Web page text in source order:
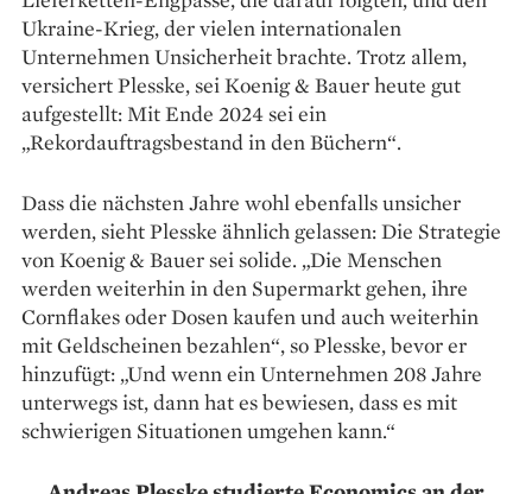
Ukraine-Krieg, der vielen internationalen
Unternehmen Unsicherheit brachte. Trotz allem,
versichert Plesske, sei Koenig & Bauer heute gut
aufgestellt: Mit Ende 2024 sei ein
„Rekordauftragsbestand in den Büchern“.
Dass die nächsten Jahre wohl ebenfalls unsicher
werden, sieht Plesske ähnlich gelassen: Die Strategie
von Koenig & Bauer sei solide. „Die Menschen
werden weiterhin in den Supermarkt gehen, ihre
Cornflakes oder Dosen kaufen und auch weiterhin
mit Geldscheinen bezahlen“, so Plesske, bevor er
hinzufügt: „Und wenn ein Unternehmen 208 Jahre
unterwegs ist, dann hat es bewiesen, dass es mit
schwierigen Situationen umgehen kann.“